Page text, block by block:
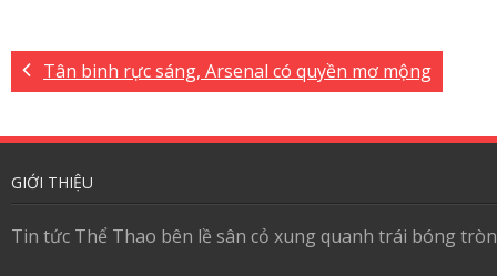
Tân binh rực sáng, Arsenal có quyền mơ mộng
GIỚI THIỆU
Tin tức Thể Thao bên lề sân cỏ xung quanh trái bóng